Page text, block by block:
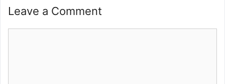
Leave a Comment